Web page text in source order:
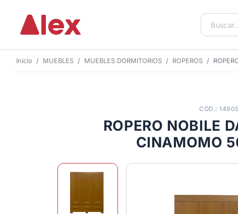
Inicio MUEBLES MUEBLES DORMITORIOS ROPEROS
CÓD.: 14905
ROPERO NOBILE
CINAMOMO